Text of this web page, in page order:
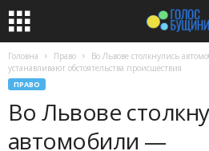
Головна Право
Во Львове столкнулись
устанавливают обстоятельства происшествия
ПРАВО
Во Львове
автомобили —